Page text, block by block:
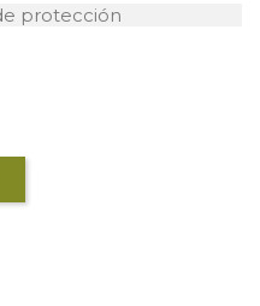
protección